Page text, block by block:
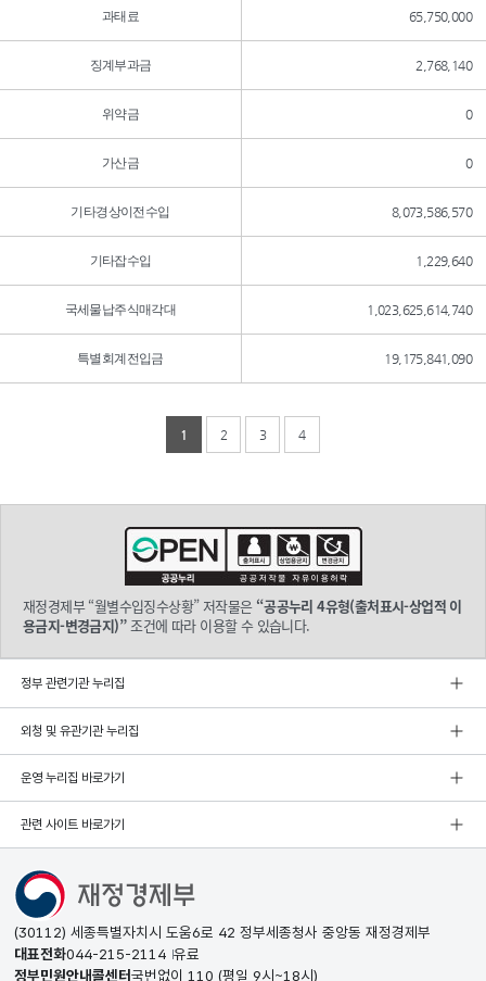
과태료 65,750,000
징계부과금 2,768,140
위약금 0
가산금 0
기타경상이전수입 8,073,586,570
기타잡수입 1,229,640
국세물납주식매각대 1,023,625,614,740
특별회계전입금 19,175,841,090
1 2 3 4
재정경제부 “월별수입징수상황” 저작물은 “공공누리 4유형(출처표시-상업적 이
용금지-변경금지)”조건에 따라 이용할 수 있습니다.
정부 관련기관 누리집
외청 및 유관기관 누리집
운영 누리집 바로가기
관련 사이트 바로가기
(30112) 세종특별자치시 도움6로 42 정부세종청사 중앙동 재정경제부
대표전화044-215-2114 유료
정부민원안내콜센터국번없이 110 (평일 9시~18시)